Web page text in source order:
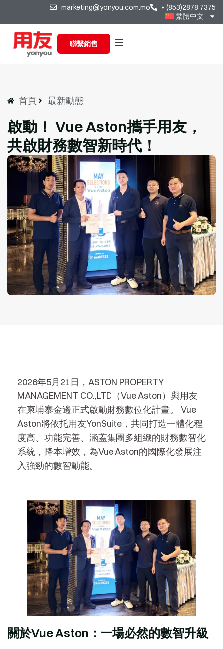
marketing@yonyou.com.mo
+ (853)2878 7375
繁體中文
聯繫銷售
首頁 最新動態
啟動！ Vue Aston攜手用友，
共啟財務數智新時代！
2026年5月21日，ASTON PROPERTY
MANAGEMENT CO.,LTD（Vue Aston）與用友
在柬埔寨金邊正式啟動財務數位化計畫。 Vue
Aston將依托用友YonSuite，共同打造一體化程
度高、功能完善、涵蓋集團多組織的財務數智化
系統，降本增效，為Vue Aston的國際化發展注
入強勁的數智動能。
關於Vue Aston：一場必然的數智升級